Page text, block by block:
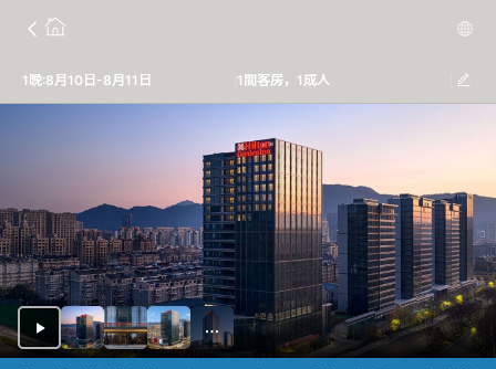
1晚:8月10日-8月11日 1間客房，1成人